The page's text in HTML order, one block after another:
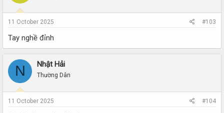
11 October 2025 #103
Tay nghề đỉnh
N Nhật Hải
Thường Dân
11 October 2025 #104